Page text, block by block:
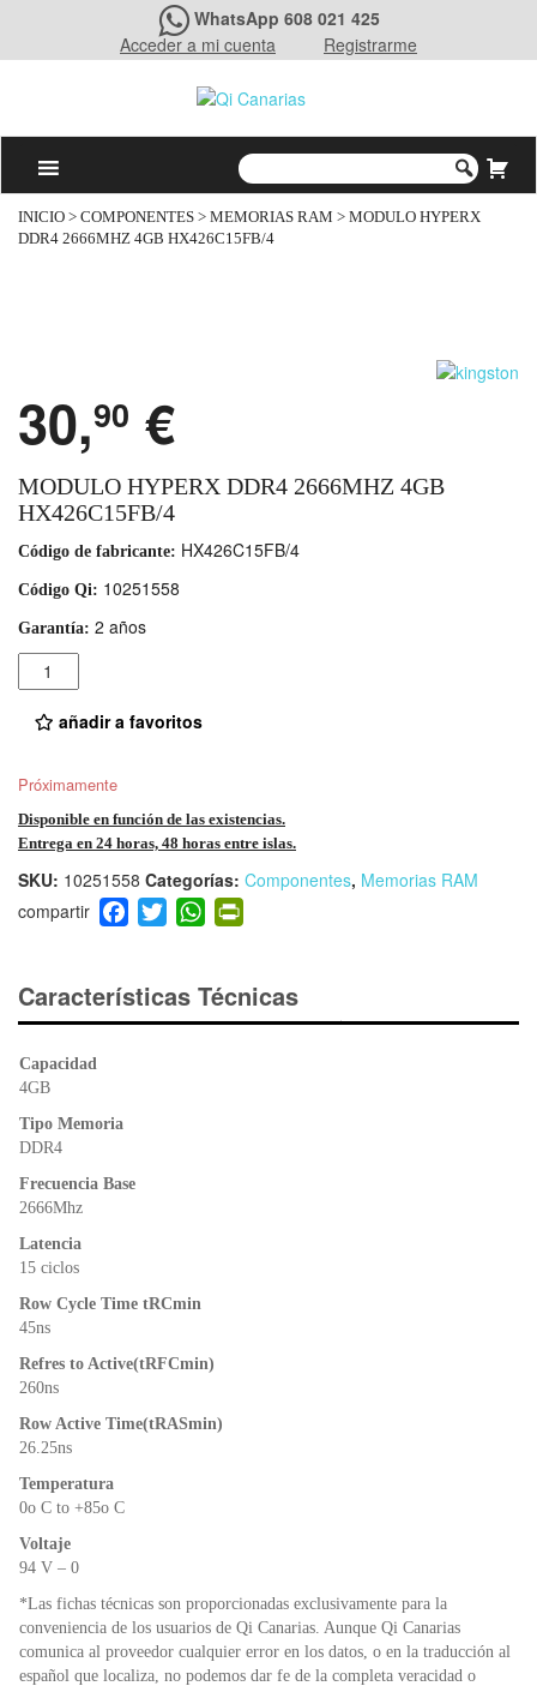
WhatsApp 608 021 425
Acceder a mi cuenta
Registrarme
INICIO > COMPONENTES > MEMORIAS RAM > MODULO HYPERX
DDR4 2666MHZ 4GB HX426C15FB/4
30,90 €
MODULO HYPERX DDR4 2666MHZ 4GB
HX426C15FB/4
Código de fabricante: HX426C15FB/4
Código Qi: 10251558
Garantía: 2 años
Cantidad
añadir a favoritos
Próximamente
Disponible en función de las existencias.
Entrega en 24 horas, 48 horas entre islas.
SKU: 10251558 Categorías: Componentes, Memorias RAM
F
a
e
b
T
wi
er
W
h
s
A
ri
e
Características Técnicas
Capacidad
4GB
Tipo Memoria
DDR4
Frecuencia Base
2666Mhz
Latencia
15 ciclos
Row Cycle Time tRCmin
45ns
Refres to Active(tRFCmin)
260ns
Row Active Time(tRASmin)
26.25ns
Temperatura
0o C to +85o C
Voltaje
94 V – 0
*Las fichas técnicas son proporcionadas exclusivamente para la
conveniencia de los usuarios de Qi Canarias. Aunque Qi Canarias
comunica al proveedor cualquier error en los datos, o en la traducción al
español que localiza, no podemos dar fe de la completa veracidad o